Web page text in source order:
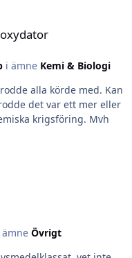
i ämne Kemi & Biologi
alla körde med. Kan
krigsföring. Mvh
Övrigt